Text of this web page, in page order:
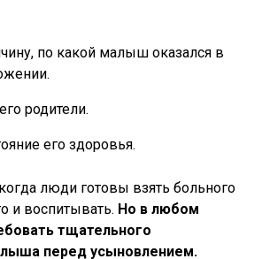
по какой малыш оказался в
родители.
его здоровья.
люди готовы взять больного
и воспитывать. Но в любом
тщательного
перед усыновлением.